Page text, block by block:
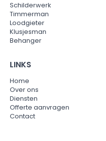
Schilderwerk
Timmerman
Loodgieter
Klusjesman
Behanger
LINKS
Home
Over ons
Diensten
Offerte aanvragen
Contact